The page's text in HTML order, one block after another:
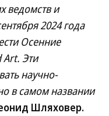
ведомств и
2024 года
Осенние
Art. Эти
научно-
в самом названии
Шляховер.